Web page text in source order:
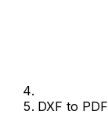
DXF to PDF